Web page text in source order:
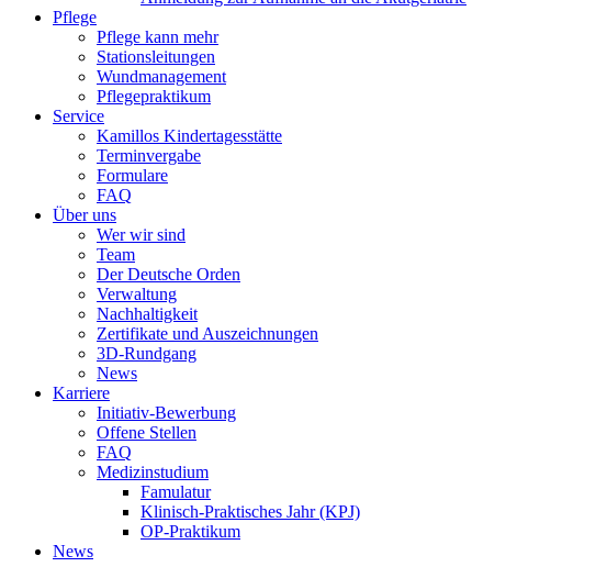
Pflege
Pflege kann mehr
Stationsleitungen
Wundmanagement
Pflegepraktikum
Service
Kamillos Kindertagesstätte
Terminvergabe
Formulare
FAQ
Über uns
Wer wir sind
Team
Der Deutsche Orden
Verwaltung
Nachhaltigkeit
Zertifikate und Auszeichnungen
3D-Rundgang
News
Karriere
Initiativ-Bewerbung
Offene Stellen
FAQ
Medizinstudium
Famulatur
Klinisch-Praktisches Jahr (KPJ)
OP-Praktikum
News